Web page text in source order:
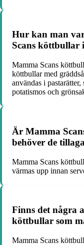
Hur kan man
Scans köttbullar
Mamma Scans
köttbullar med
användas i
potatismos och
Är Mamma
behöver de
Mamma Scans
värmas upp innan
Finns det några
köttbullar som
Mamma Scans